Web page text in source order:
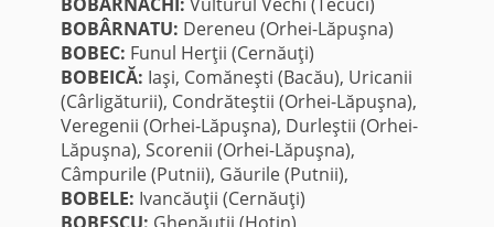
BOBÂRNATU: Dereneu (Orhei-Lăpuşna)
BOBEC: Funul Herţii (Cernăuţi)
BOBEICĂ: Iaşi, Comăneşti (Bacău), Uricanii
(Cârligăturii), Condrăteştii (Orhei-Lăpuşna),
Veregenii (Orhei-Lăpuşna), Durleştii (Orhei-
Lăpuşna), Scorenii (Orhei-Lăpuşna),
Câmpurile (Putnii), Găurile (Putnii),
BOBELE: Ivancăuţii (Cernăuţi)